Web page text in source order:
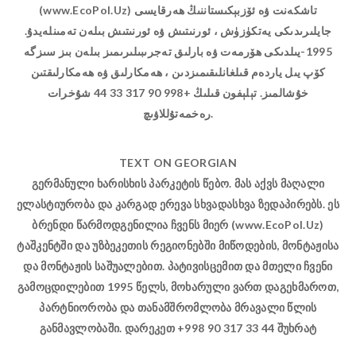
(www.EcoPol.Uz) تاشكەنت ۋە ئۆزبېكىستاننىڭ ھەرقايسى
جايلىرىدىكى يەتكۈزۈش ، ئورنىتىش ۋە ئورنىتىش بىلەن تەمىنلەيدۇ.
1995-يىلدىكى ھۆرمەت ۋە بارلىق تەجرىبىلىرىمىز بىلەن بىز سىزگە
كۆپ يىل ياردەم قىلغانلىقىمىزدىن ، ھەمكارلىق ۋە ھەمكارلىقتىن
خۇشالمىز. تېلېفون قىلىڭ +998 90 317 33 44 شۇخرات
رەخمەتۇللاۋىچ.
TEXT ON GEORGIAN
გერმანული ხარისხის პარკეტის წებო. მას აქვს მაღალი
ელასტიურობა და კარგად ერევა სხვადასხვა ზედაპირებს. ეს
ბრენდი წარმოდგენილია ჩვენს მიერ (www.EcoPol.Uz)
ტაშკენტში და უზბეკეთის რეგიონებში მიწოდების, მონტაჟისა
და მონტაჟის საშუალებით. პატივისცემით და მთელი ჩვენი
გამოცდილებით 1995 წელს, მოხარული ვართ დაგეხმაროთ,
პარტნიორობა და თანამშრომლობა მრავალი წლის
განმავლობაში. დარეკეთ +998 90 317 33 44 შუხრატ